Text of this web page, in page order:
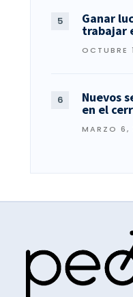
Ganar
trabajar
OCTUBRE
Nuevos
en el
MARZO 6,